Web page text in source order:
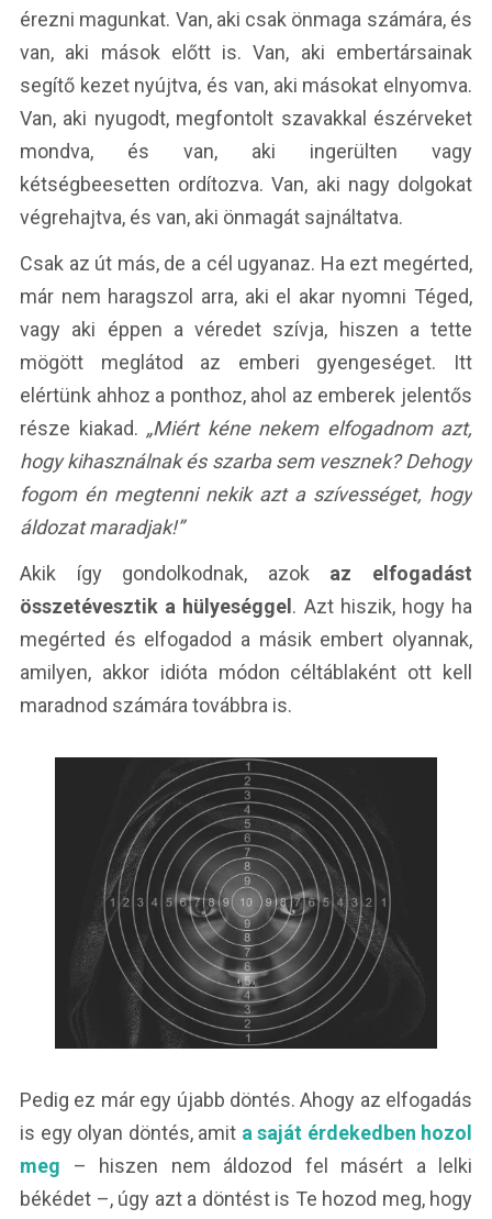
érezni magunkat. Van, aki csak önmaga számára, és
van, aki mások előtt is. Van, aki embertársainak
segítő kezet nyújtva, és van, aki másokat elnyomva.
Van, aki nyugodt, megfontolt szavakkal észérveket
mondva, és van, aki ingerülten vagy
kétségbeesetten ordítozva. Van, aki nagy dolgokat
végrehajtva, és van, aki önmagát sajnáltatva.
Csak az út más, de a cél ugyanaz. Ha ezt megérted,
már nem haragszol arra, aki el akar nyomni Téged,
vagy aki éppen a véredet szívja, hiszen a tette
mögött meglátod az emberi gyengeséget. Itt
elértünk ahhoz a ponthoz, ahol az emberek jelentős
része kiakad. „Miért kéne nekem elfogadnom azt,
hogy kihasználnak és szarba sem vesznek? Dehogy
fogom én megtenni nekik azt a szívességet, hogy
áldozat maradjak!”
Akik így gondolkodnak, azok az elfogadást
összetévesztik a hülyeséggel . Azt hiszik, hogy ha
megérted és elfogadod a másik embert olyannak,
amilyen, akkor idióta módon céltáblaként ott kell
maradnod számára továbbra is.
Pedig ez már egy újabb döntés. Ahogy az elfogadás
is egy olyan döntés, amit a saját érdekedben hozol
meg – hiszen nem áldozod fel másért a lelki
békédet –, úgy azt a döntést is Te hozod meg, hogy